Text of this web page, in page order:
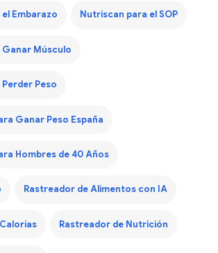
Embarazo Nutriscan para el SOP
Músculo
Peso
Ganar Peso España
Hombres de 40 Años
Rastreador de Alimentos con IA
Rastreador de Nutrición